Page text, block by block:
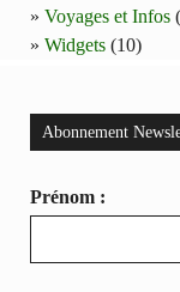
Voyages et Infos
Widgets (10)
Abonnement
Prénom :